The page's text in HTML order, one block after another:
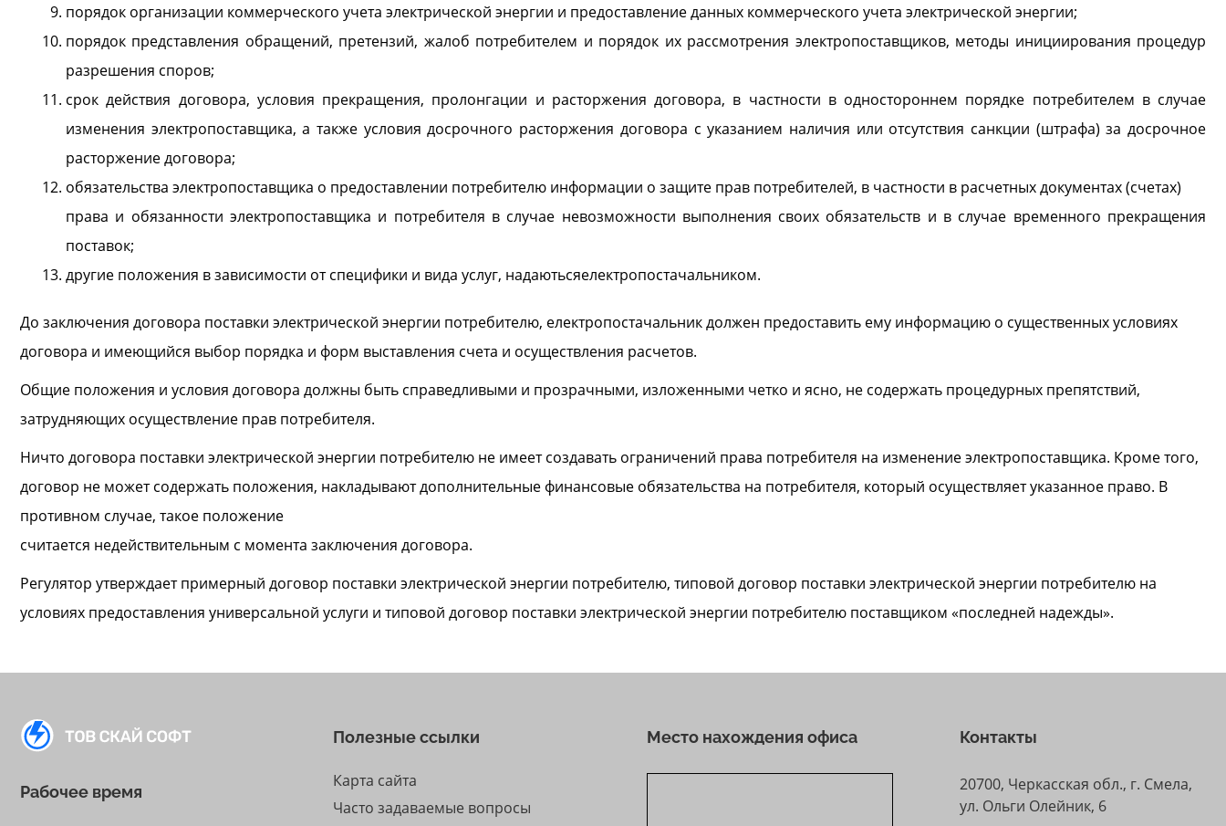
порядок организации коммерческого учета электрической энергии и предоставление данных коммерческого учета электрической энергии;
порядок представления обращений, претензий, жалоб потребителем и порядок их рассмотрения электропоставщиков, методы инициирования процедур
разрешения споров;
срок действия договора, условия прекращения, пролонгации и расторжения договора, в частности в одностороннем порядке потребителем в случае
изменения электропоставщика, а также условия досрочного расторжения договора с указанием наличия или отсутствия санкции (штрафа) за досрочное
расторжение договора;
обязательства электропоставщика о предоставлении потребителю информации о защите прав потребителей, в частности в расчетных документах (счетах)
права и обязанности электропоставщика и потребителя в случае невозможности выполнения своих обязательств и в случае временного прекращения
поставок;
другие положения в зависимости от специфики и вида услуг, надаютьсяелектропостачальником.
До заключения договора поставки электрической энергии потребителю, електропостачальник должен предоставить ему информацию о существенных условиях
договора и имеющийся выбор порядка и форм выставления счета и осуществления расчетов.
Общие положения и условия договора должны быть справедливыми и прозрачными, изложенными четко и ясно, не содержать процедурных препятствий,
затрудняющих осуществление прав потребителя.
Ничто договора поставки электрической энергии потребителю не имеет создавать ограничений права потребителя на изменение электропоставщика. Кроме того,
договор не может содержать положения, накладывают дополнительные финансовые обязательства на потребителя, который осуществляет указанное право. В
противном случае, такое положение
считается недействительным с момента заключения договора.
Регулятор утверждает примерный договор поставки электрической энергии потребителю, типовой договор поставки электрической энергии потребителю на
условиях предоставления универсальной услуги и типовой договор поставки электрической энергии потребителю поставщиком «последней надежды».
Рабочее время
Полезные ссылки
Карта сайта
Часто задаваемые вопросы
Место нахождения офиса Контакты
20700, Черкасская обл., г. Смела,
ул. Ольги Олейник, 6